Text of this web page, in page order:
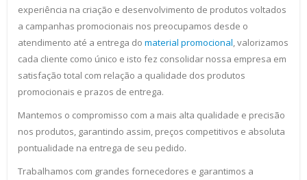
experiência na criação e desenvolvimento de produtos voltados
a campanhas promocionais nos preocupamos desde o
atendimento até a entrega do material promocional, valorizamos
cada cliente como único e isto fez consolidar nossa empresa em
satisfação total com relação a qualidade dos produtos
promocionais e prazos de entrega.
Mantemos o compromisso com a mais alta qualidade e precisão
nos produtos, garantindo assim, preços competitivos e absoluta
pontualidade na entrega de seu pedido.
Trabalhamos com grandes fornecedores e garantimos a